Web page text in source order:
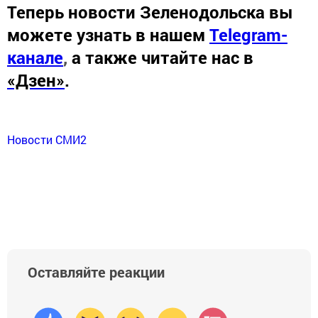
Теперь новости Зеленодольска вы
можете узнать в нашем Telegram-
канале, а также читайте нас в
«Дзен».
Новости СМИ2
Оставляйте реакции